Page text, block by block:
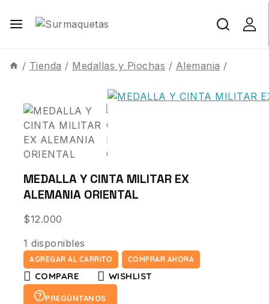
/ Tienda / Medallas y Piochas / Alemania /
MEDALLA Y CINTA MILITAR EX
ALEMANIA ORIENTAL
$12.000
1 disponibles
AGREGAR AL CARRITO COMPRAR AHORA
COMPARE WISHLIST
PREGÚNTANOS